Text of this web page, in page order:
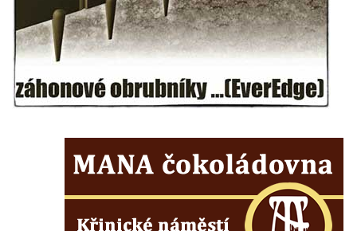
Kašna Pocta baroku na náměstí T. G. M. v
Dobřanech
Kašna na náměstí Svobody ve Vodňanech
Kašna na Mírovém náměstí v Netolicích
Kašna Hygie na budově radnice na Horním
Olomouci